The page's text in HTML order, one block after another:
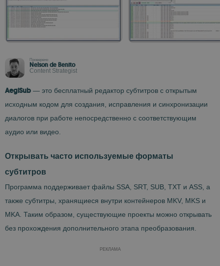
Проверено
Nelson de Benito
Content Strategist
AegiSub — это бесплатный редактор субтитров с открытым
исходным кодом для создания, исправления и синхронизации
диалогов при работе непосредственно с соответствующим
аудио или видео.
Открывать часто используемые форматы
субтитров
Программа поддерживает файлы SSA, SRT, SUB, TXT и ASS, а
также субтитры, хранящиеся внутри контейнеров MKV, MKS и
MKA. Таким образом, существующие проекты можно открывать
без прохождения дополнительного этапа преобразования.
РЕКЛАМА